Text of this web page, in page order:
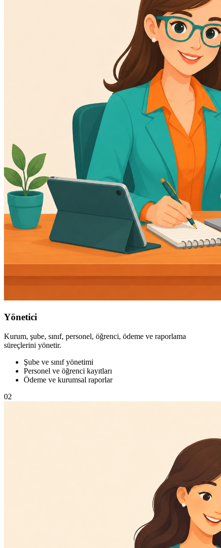
Yönetici
Kurum, şube, sınıf, personel, öğrenci, ödeme ve raporlama
süreçlerini yönetir.
Şube ve sınıf yönetimi
Personel ve öğrenci kayıtları
Ödeme ve kurumsal raporlar
02